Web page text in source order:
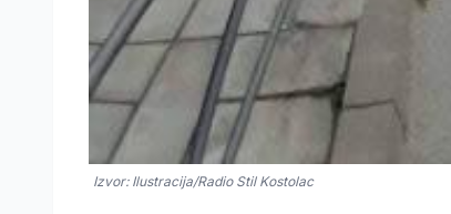
Izvor: Ilustracija/Radio Stil Kostolac